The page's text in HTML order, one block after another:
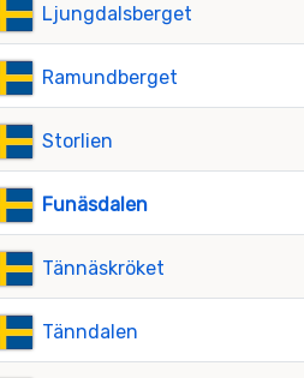
Ljungdalsberget
Ramundberget
Storlien
Funäsdalen
Tännäskröket
Tänndalen